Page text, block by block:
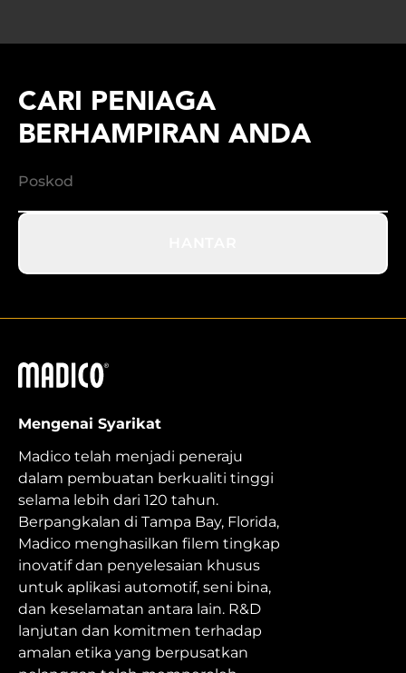
CARI PENIAGA
BERHAMPIRAN ANDA
Madico
Mengenai Syarikat
Madico telah menjadi peneraju
dalam pembuatan berkualiti tinggi
selama lebih dari 120 tahun.
Berpangkalan di Tampa Bay, Florida,
Madico menghasilkan filem tingkap
inovatif dan penyelesaian khusus
untuk aplikasi automotif, seni bina,
dan keselamatan antara lain. R&D
lanjutan dan komitmen terhadap
amalan etika yang berpusatkan